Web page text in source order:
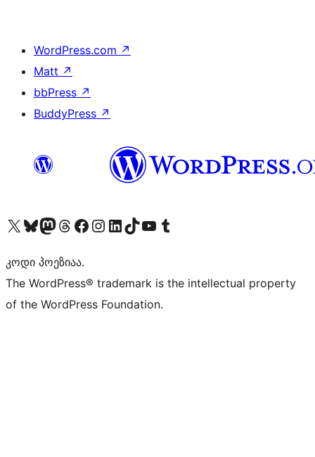
WordPress.com ↗
Matt ↗
bbPress ↗
BuddyPress ↗
Visit our X (formerly Twitter) account
Visit our Bluesky account
Visit our Mastodon account
Visit our Threads account
Visit our Facebook page
Visit our Instagram account
Visit our LinkedIn account
Visit our TikTok account
Visit our YouTube channel
Visit our Tumblr account
კოდი პოეზიაა.
The WordPress® trademark is the intellectual property
of the WordPress Foundation.